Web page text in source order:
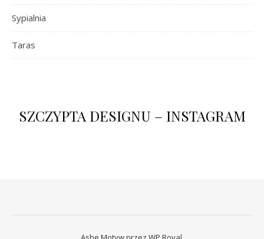
Sypialnia
Taras
SZCZYPTA DESIGNU – INSTAGRAM